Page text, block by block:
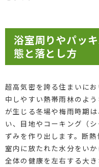
浴室周りやパッ
態と落とし方
超高気密を誇る住まいに
中しやすい熱帯雨林のよ
が生じる冬場や梅雨時期
い、目地やコーキング（
ずみを作り出します。断
室内に放たれた水分をい
全体の健康を左右する大き